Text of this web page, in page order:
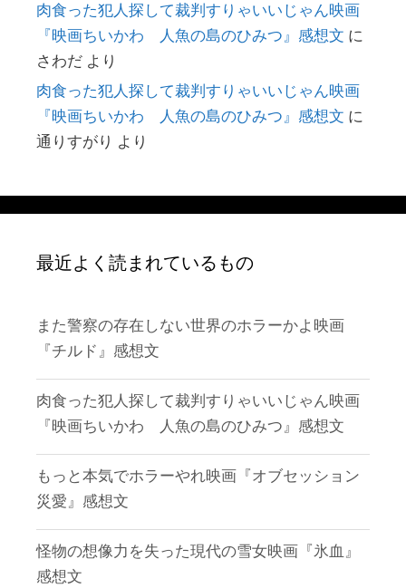
肉食った犯人探して裁判すりゃいいじゃん映画
『映画ちいかわ 人魚の島のひみつ』感想文 に
さわだ より
肉食った犯人探して裁判すりゃいいじゃん映画
『映画ちいかわ 人魚の島のひみつ』感想文 に
通りすがり より
最近よく読まれているもの
また警察の存在しない世界のホラーかよ映画
『チルド』感想文
肉食った犯人探して裁判すりゃいいじゃん映画
『映画ちいかわ 人魚の島のひみつ』感想文
もっと本気でホラーやれ映画『オブセッション
災愛』感想文
怪物の想像力を失った現代の雪女映画『氷血』
感想文